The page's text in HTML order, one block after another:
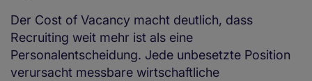
Der Cost of Vacancy macht deutlich, dass
Recruiting weit mehr ist als eine
Personalentscheidung. Jede unbesetzte Position
verursacht messbare wirtschaftliche